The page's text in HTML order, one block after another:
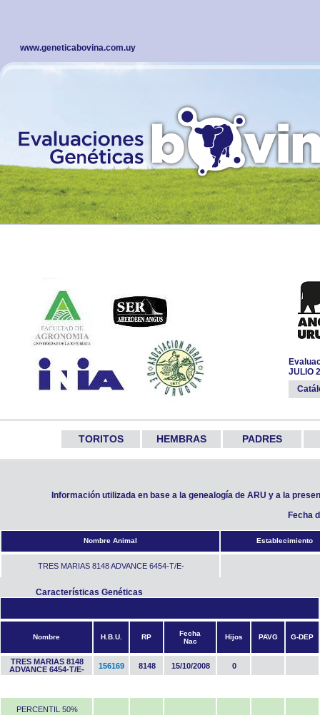
www.geneticabovina.com.uy
JULIO
TORITOS HEMBRAS PADRES
Información utilizada en base a la genealogía de ARU y a la
Fecha
Nombre Animal Establecimiento
TRES MARIAS 8148 ADVANCE 6454-T/E-
Características Genéticas
Nombre H.B.U. RP
Fecha
Nac
Hijos PAVG G-DEP
TRES MARIAS 8148
ADVANCE 6454-T/E-
156169 8148 15/10/2008 0
PERCENTIL 50%